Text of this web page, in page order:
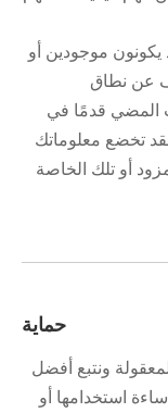
موجودين أو
عن نطاق
المضي قدمًا في
تخضع معلوماتك
أو تلك الخاصة
حماية
ونتبع أفضل
استخدامها أو